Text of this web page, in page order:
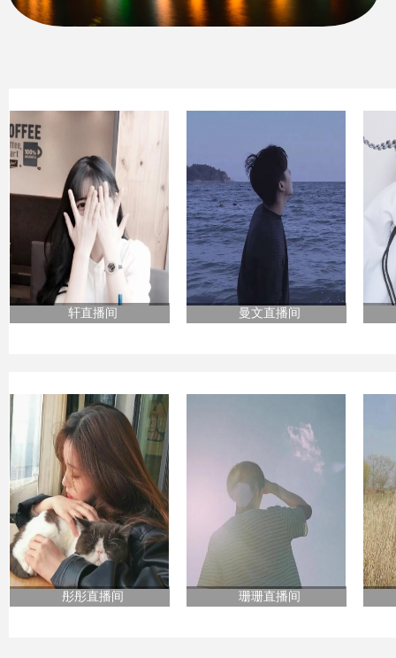
轩直播间 曼文直播间
彤彤直播间 珊珊直播间